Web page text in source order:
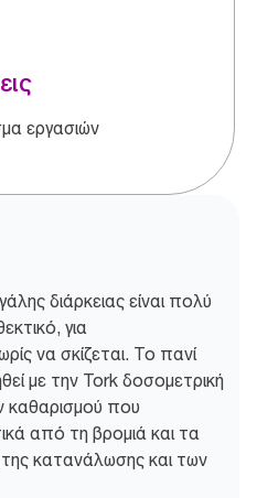
εργασιών
διάρκειας είναι πολύ
για
να σκίζεται. Το πανί
με την Tork δοσομετρική
καθαρισμού που
από τη βρομιά και τα
της κατανάλωσης και των